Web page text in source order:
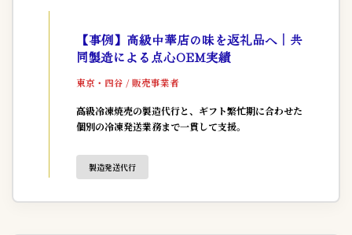
【事例】高級中華店の味を返礼品へ｜共
同製造による点心OEM実績
東京・四谷 / 販売事業者
高級冷凍焼売の製造代行と、ギフト繁忙期に合わせた
個別の冷凍発送業務まで一貫して支援。
製造発送代行